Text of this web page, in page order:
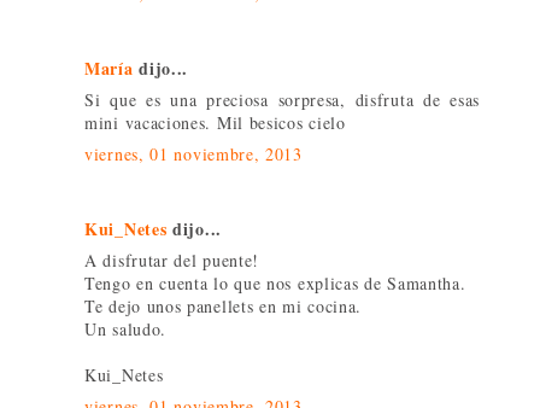
María dijo...
Si que es una preciosa sorpresa, disfruta de esas
mini vacaciones. Mil besicos cielo
viernes, 01 noviembre, 2013
Kui_Netes dijo...
A disfrutar del puente!
Tengo en cuenta lo que nos explicas de Samantha.
Te dejo unos panellets en mi cocina.
Un saludo.
Kui_Netes